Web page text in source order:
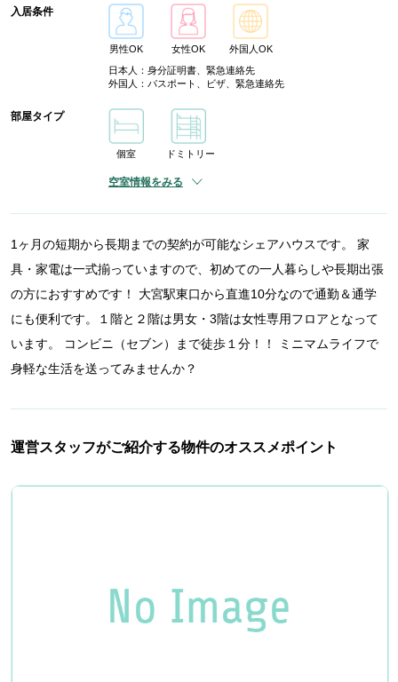
入居条件
男性OK 女性OK
外国人OK
日本人：身分証明書、緊急連絡先
外国人：パスポート、ビザ、緊急連絡先
部屋タイプ
個室 ドミトリー
空室情報をみる
1ヶ月の短期から長期までの契約が可能なシェアハウスです。 家
具・家電は一式揃っていますので、初めての一人暮らしや長期出張
の方におすすめです！ 大宮駅東口から直進10分なので通勤＆通学
にも便利です。１階と２階は男女・3階は女性専用フロアとなって
います。 コンビニ（セブン）まで徒歩１分！！ ミニマムライフで
身軽な生活を送ってみませんか？
運営スタッフがご紹介する物件のオススメポイント